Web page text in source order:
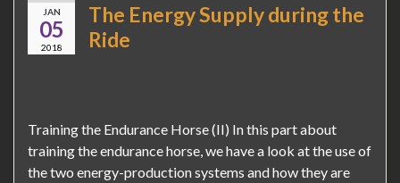
JAN
05
2018
The Energy Supply during the
Ride
Training the Endurance Horse (II) In this part about
training the endurance horse, we have a look at the use of
the two energy-production systems and how they are